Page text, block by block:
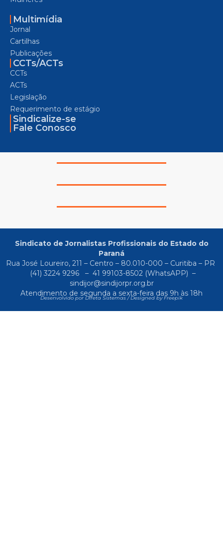
Multimídia
Jornal
Cartilhas
Publicações
CCTs/ACTs
CCTs
ACTs
Legislação
Requerimento de estágio
Sindicalize-se
Fale Conosco
Sindicato de Jornalistas Profissionais do Estado do
Paraná
Rua José Loureiro, 211 – Centro – 80.010-000 – Curitiba – PR
(41) 3224 9296
– 41 99103-8502(WhatsAPP) –
sindijor@sindijorpr.org.br
Atendimento de segunda a sexta-feira das 9h às 18h
Desenvolvido por Direta Sistemas /Designed by Freepik